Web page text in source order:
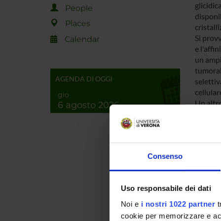
Consenso
Uso responsabile dei dati
Noi e i nostri 1022 partner
cookie per memorizzare e
People
Places
Calendar
AGENDA DI OGGI
gio
6 agosto 2026
Si
e
un
Un